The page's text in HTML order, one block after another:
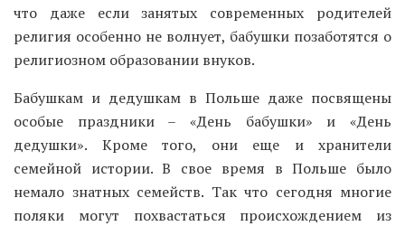
что даже если занятых современных родителей
религия особенно не волнует, бабушки позаботятся о
религиозном образовании внуков.
Бабушкам и дедушкам в Польше даже посвящены
особые праздники – «День бабушки» и «День
дедушки». Кроме того, они еще и хранители
семейной истории. В свое время в Польше было
немало знатных семейств. Так что сегодня многие
поляки могут похвастаться происхождением из